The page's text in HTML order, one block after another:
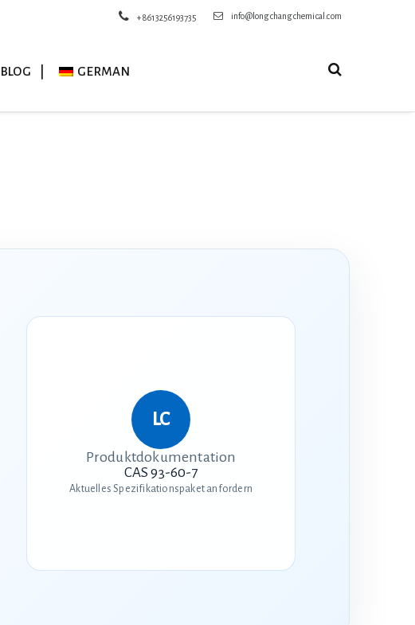
info@longchangchemical.com
+8613256193735
BLOG GERMAN
Produktdokumentation
CAS 93-60-7
Aktuelles Spezifikationspaket anfordern